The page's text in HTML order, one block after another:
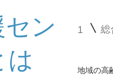
ン
は
1 総
地域の高